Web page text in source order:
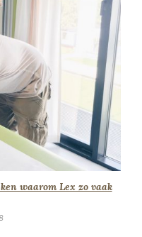
waarom Lex zo vaak